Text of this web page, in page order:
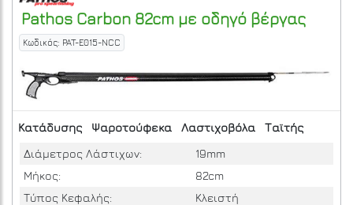
Pathos Carbon 82cm με οδηγό βέργας
Κωδικός: PAT-E015-NCC
Κατάδυσης Ψαροτούφεκα Λαστιχοβόλα
Ταϊτής
Διάμετρος Λάστιχων:
19mm
Μήκος:
82cm
Τύπος Κεφαλής:
Κλειστή